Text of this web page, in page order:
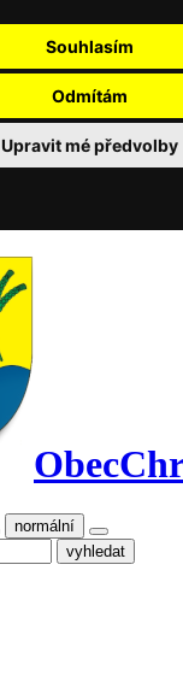
Souhlasím
Odmítám
Upravit mé předvolby
Obec
normální